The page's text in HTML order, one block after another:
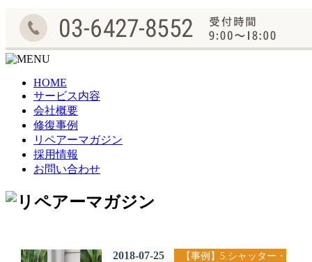
HOME
サービス内容
会社概要
修復事例
リペアーマガジン
採用情報
お問い合わせ
2018-07-25
【事例】5.シャッター・